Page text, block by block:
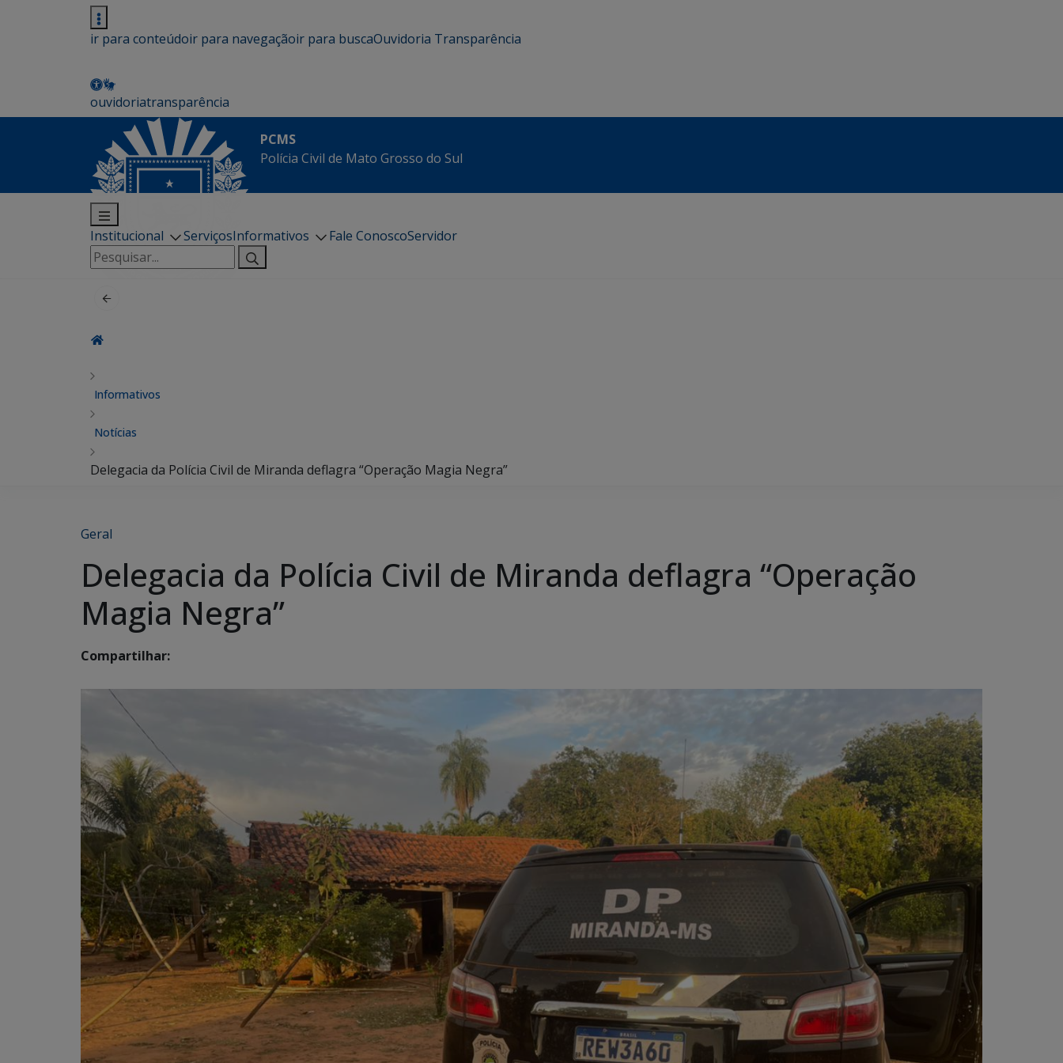
ir para conteúdoir para navegaçãoir para buscaOuvidoria Transparência
ouvidoriatransparência
PCMS
Polícia Civil de Mato Grosso do Sul
Institucional ServiçosInformativos Fale ConoscoServidor
Pesquisar
por:
Informativos
Notícias
Delegacia da Polícia Civil de Miranda deflagra “Operação Magia Negra”
Geral
Delegacia da Polícia Civil de Miranda deflagra “Operação
Magia Negra”
Compartilhar: